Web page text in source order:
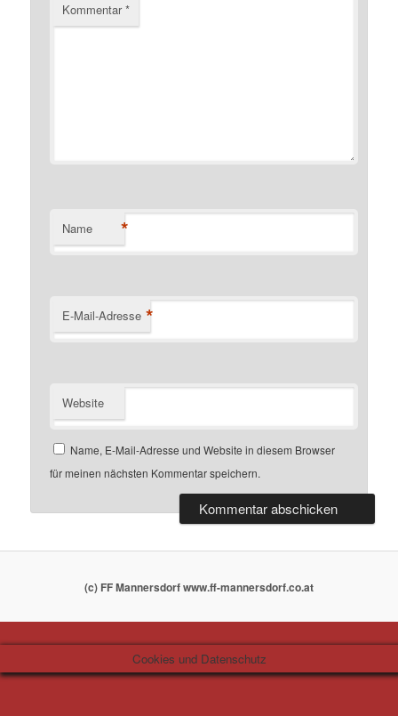
Kommentar*
Name *
E-Mail-Adresse *
Website
Name, E-Mail-Adresse und Website in diesem Browser
für meinen nächsten Kommentar speichern.
(c) FF Mannersdorf www.ff-mannersdorf.co.at
Cookies und Datenschutz